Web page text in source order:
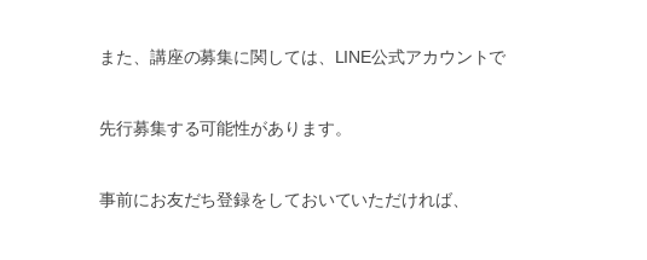
また、講座の募集に関しては、LINE公式アカウントで
先行募集する可能性があります。
事前にお友だち登録をしておいていただければ、